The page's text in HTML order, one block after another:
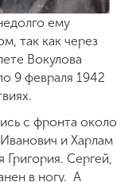
ему
так как через
Вокулова
9 февраля 1942
с фронта около
и Харлам
Сергей,
в ногу. А